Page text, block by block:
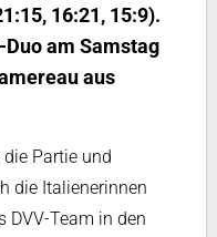
16:21, 15:9).
am Samstag
aus
Partie und
die Italienerinnen
DVV-Team in den